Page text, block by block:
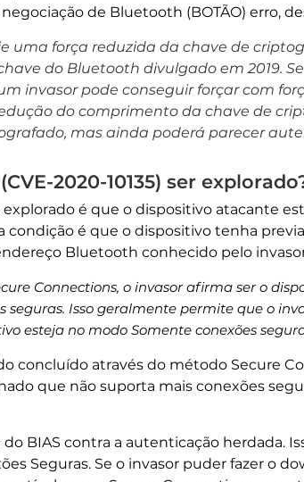
de Bluetooth (BOTÃO) erro,
uma força reduzida da chave de
do Bluetooth divulgado em 2019.
invasor pode conseguir forçar com
do comprimento da chave de
mas ainda poderá parecer
2020-10135) ser
é que o dispositivo atacante
é que o dispositivo tenha
Bluetooth conhecido pelo
Connections, o invasor afirma ser o
seguras. Isso geralmente permite que o
esteja no modo Somente conexões
concluído através do método Secure
que não suporta mais conexões
BIAS contra a autenticação herdada.
Seguras. Se o invasor puder fazer o